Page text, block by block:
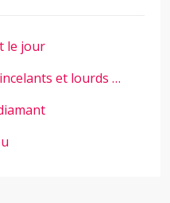
le jour
et lourds …